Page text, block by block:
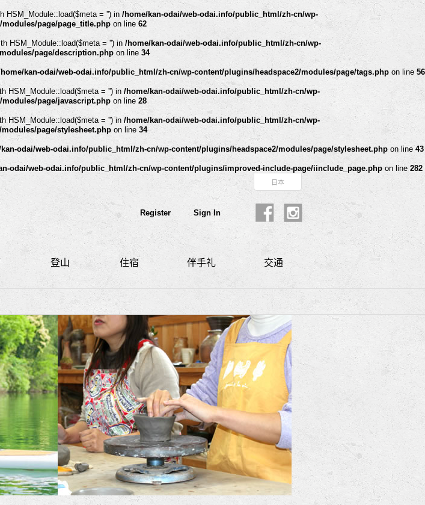
HSM_Module::load($meta = '') in /home/kan-odai/web-odai.info/public_html/zh-cn/wp-
page/page_title.php on line 62
HSM_Module::load($meta = '') in /home/kan-odai/web-odai.info/public_html/zh-cn/wp-
page/description.php on line 34
kan-odai/web-odai.info/public_html/zh-cn/wp-content/plugins/headspace2/modules/page/tags.php on line 56
HSM_Module::load($meta = '') in /home/kan-odai/web-odai.info/public_html/zh-cn/wp-
page/javascript.php on line 28
HSM_Module::load($meta = '') in /home/kan-odai/web-odai.info/public_html/zh-cn/wp-
page/stylesheet.php on line 34
odai/web-odai.info/public_html/zh-cn/wp-content/plugins/headspace2/modules/page/stylesheet.phpon line 43
odai/web-odai.info/public_html/zh-cn/wp-content/plugins/improved-include-page/iinclude_page.phpon line 282
Sign In
Register
日本
登山 住宿 伴手礼 交通